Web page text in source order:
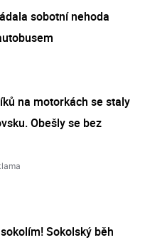
sobotní nehoda
na motorkách se staly
Obešly se bez
Sokolský běh